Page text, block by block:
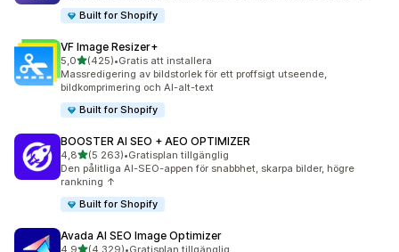
Built for Shopify
VF Image Resizer+
5,0av 5 stjärnor
(425)
425 recensioner totalt
•Gratis att installera
Massredigering av bildstorlek för ett proffsigt utseende,
bildkomprimering och AI-alt-text
Built for Shopify
BOOSTER AI SEO + AEO OPTIMIZER
4,8av 5 stjärnor
(5 263)
5263 recensioner totalt
•Gratisplan tillgänglig
Den pålitliga AI-SEO-appen för snabbhet, skarpa bilder, högre
rankning ↑
Built for Shopify
Avada AI SEO Image Optimizer
4,9av 5 stjärnor
(4 329)•Gratisplan tillgänglig